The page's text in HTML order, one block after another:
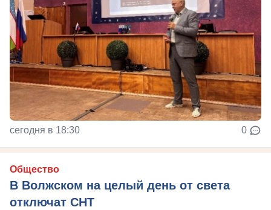
сегодня в 18:30 0
Общество
В Волжском на целый день от света
отключат СНТ